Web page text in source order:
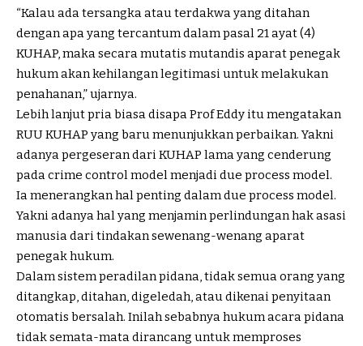
“Kalau ada tersangka atau terdakwa yang ditahan
dengan apa yang tercantum dalam pasal 21 ayat (4)
KUHAP, maka secara mutatis mutandis aparat penegak
hukum akan kehilangan legitimasi untuk melakukan
penahanan,” ujarnya.
Lebih lanjut pria biasa disapa Prof Eddy itu mengatakan
RUU KUHAP yang baru menunjukkan perbaikan. Yakni
adanya pergeseran dari KUHAP lama yang cenderung
pada crime control model menjadi due process model.
Ia menerangkan hal penting dalam due process model.
Yakni adanya hal yang menjamin perlindungan hak asasi
manusia dari tindakan sewenang-wenang aparat
penegak hukum.
Dalam sistem peradilan pidana, tidak semua orang yang
ditangkap, ditahan, digeledah, atau dikenai penyitaan
otomatis bersalah. Inilah sebabnya hukum acara pidana
tidak semata-mata dirancang untuk memproses